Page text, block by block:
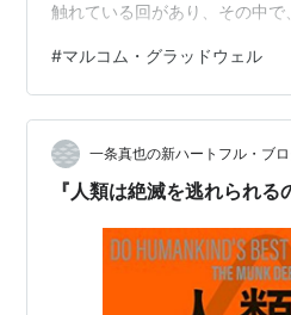
触れている回があり、その中で
しようとしていた。しかし、そ
は兵の練度の問題だった」と
る。多分その放送回は「東京
(19)」ではないかと思うのだが
憶自体が妄想・捏造ではない
#マルコム・グラッドウェル
一条真也の新ハートフル・ブ
『人類は絶滅を逃れられる